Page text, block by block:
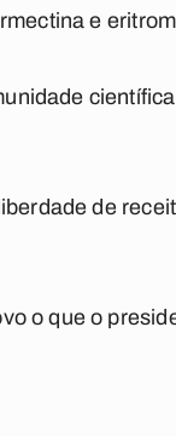
e
de
o que o